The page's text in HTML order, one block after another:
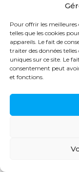
Pour offrir les meilleures
telles que les cookies
appareils. Le fait de
traiter des données
uniques sur ce site. Le
consentement peut
et fonctions.
©